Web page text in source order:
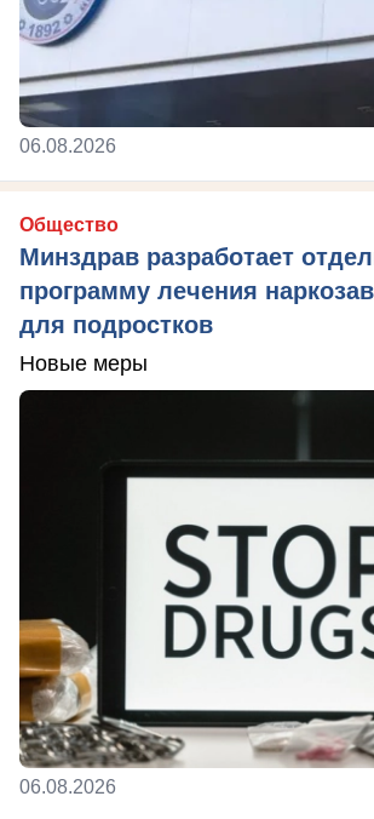
06.08.2026
Общество
Минздрав разработает
программу лечения
для подростков
Новые меры
06.08.2026